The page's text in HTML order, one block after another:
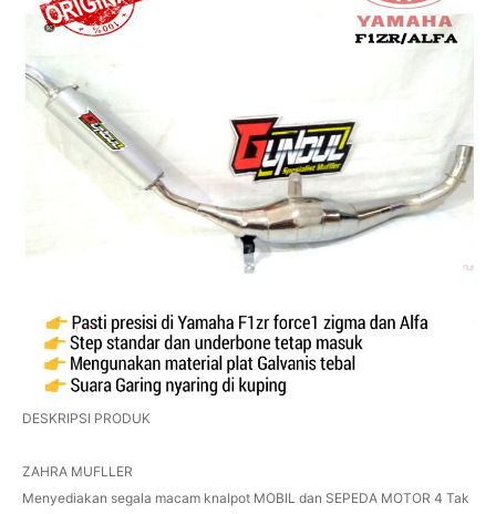
DESKRIPSI PRODUK
ZAHRA MUFLLER
Menyediakan segala macam knalpot MOBIL dan SEPEDA MOTOR 4 Tak